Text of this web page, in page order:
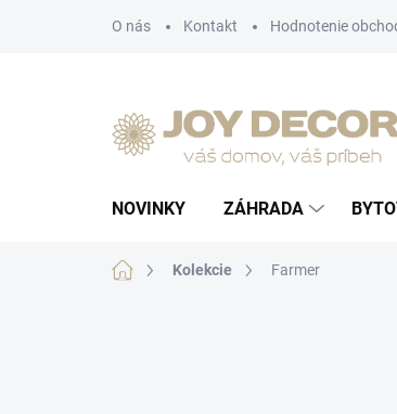
O nás Kontakt Hodnotenie
NOVINKY ZÁHRADA
DomovKolekcie Farmer